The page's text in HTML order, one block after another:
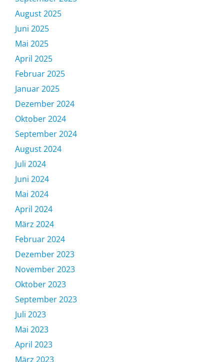
August 2025
Juni 2025
Mai 2025
April 2025
Februar 2025
Januar 2025
Dezember 2024
Oktober 2024
September 2024
August 2024
Juli 2024
Juni 2024
Mai 2024
April 2024
März 2024
Februar 2024
Dezember 2023
November 2023
Oktober 2023
September 2023
Juli 2023
Mai 2023
April 2023
März 2023